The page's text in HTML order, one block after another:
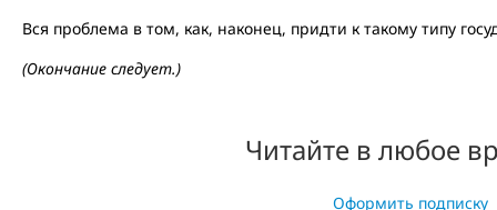
Вся проблема в том, как, наконец, придти к такому типу
(Окончание следует.)
Читайте в любое
Оформить подписку